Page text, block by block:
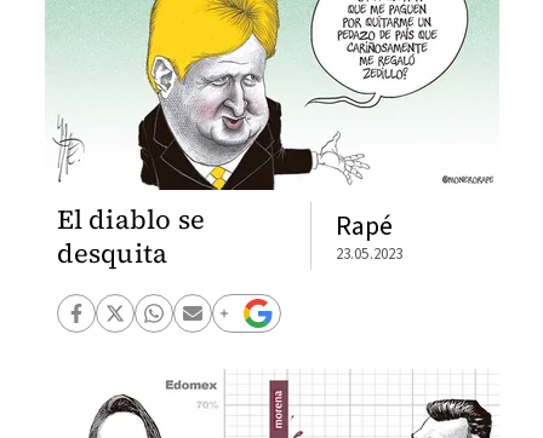
El diablo se
desquita
Rapé
23.05.2023